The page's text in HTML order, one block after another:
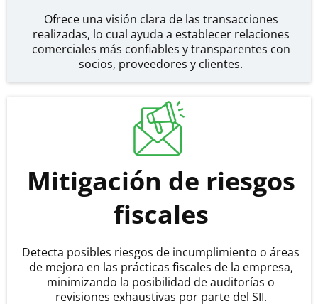
Ofrece una visión clara de las transacciones
realizadas, lo cual ayuda a establecer relaciones
comerciales más confiables y transparentes con
socios, proveedores y clientes.
Mitigación de riesgos
fiscales
Detecta posibles riesgos de incumplimiento o áreas
de mejora en las prácticas fiscales de la empresa,
minimizando la posibilidad de auditorías o
revisiones exhaustivas por parte del SII.